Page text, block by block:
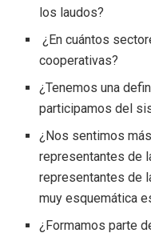
los laudos?
¿En cuántos
cooperativas?
¿Tenemos una
participamos del
¿Nos sentimos
representantes de
representantes de
muy esquemática
¿Formamos parte